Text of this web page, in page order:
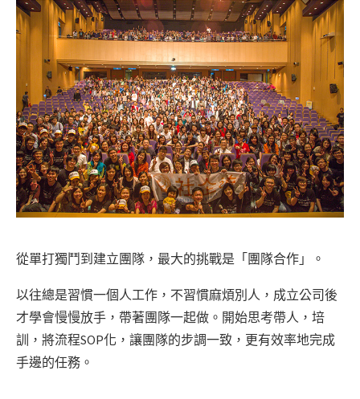
從單打獨鬥到建立團隊，最大的挑戰是「團隊合作」。
以往總是習慣一個人工作，不習慣麻煩別人，成立公司後
才學會慢慢放手，帶著團隊一起做。開始思考帶人，培
訓，將流程SOP化，讓團隊的步調一致，更有效率地完成
手邊的任務。